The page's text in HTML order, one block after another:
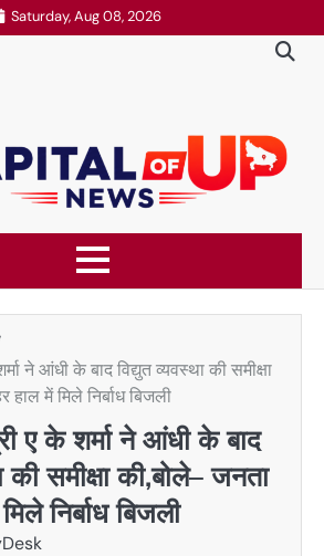
Saturday, Aug 08, 2026
ने आंधी के बाद विद्युत व्यवस्था की समीक्षा
में मिले निर्बाध बिजली
ए के शर्मा ने आंधी के बाद
की समीक्षा की,बोले– जनता
निर्बाध बिजली
Desk